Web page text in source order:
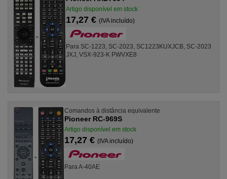
Artigo disponível em stock
17,27 €(IVA incluído)
Para SC-1223, SC-2023, SC1223KUXJCB, SC-2023
JXJ, VSX-923-K PWVXE8
Comandos à distância equivalente
Pioneer RC-969S
Artigo disponível em stock
17,27 € (IVA incluído)
Para A-40AE